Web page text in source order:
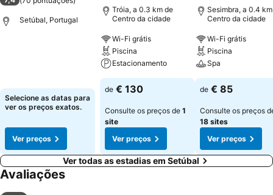
Setúbal, Portugal
Selecione as datas para
ver os preços exatos.
Ver preços
Tróia, a 0.3 km de
Centro da cidade
Wi-Fi grátis
Piscina
Estacionamento
de € 130
Consulte os preços de 1
site
Ver preços
Sesimbra, a 0.4
Centro da cidade
Wi-Fi grátis
Piscina
Spa
de € 85
Consulte os preços
18 sites
Ver preços
Ver todas as estadias em Setúbal
Avaliações